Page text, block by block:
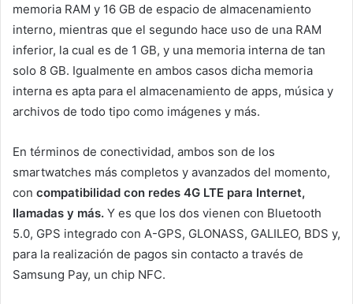
memoria RAM y 16 GB de espacio de almacenamiento
interno, mientras que el segundo hace uso de una RAM
inferior, la cual es de 1 GB, y una memoria interna de tan
solo 8 GB. Igualmente en ambos casos dicha memoria
interna es apta para el almacenamiento de apps, música y
archivos de todo tipo como imágenes y más.
En términos de conectividad, ambos son de los
smartwatches más completos y avanzados del momento,
con compatibilidad con redes 4G LTE para Internet,
llamadas y más. Y es que los dos vienen con Bluetooth
5.0, GPS integrado con A-GPS, GLONASS, GALILEO, BDS y,
para la realización de pagos sin contacto a través de
Samsung Pay, un chip NFC.